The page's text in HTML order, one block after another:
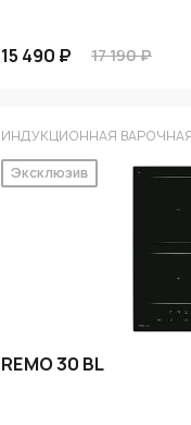
15 490 ₽ 17 190 ₽
ИНДУКЦИОННАЯ
Эксклюзив
REMO 30 BL